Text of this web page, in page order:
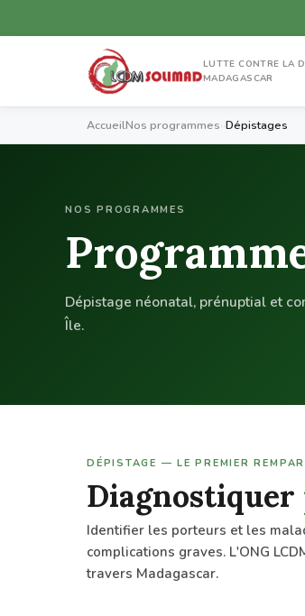
LUTTE CONTRE LA
MADAGASCAR
AccueilNos programmes Dépistages
NOS PROGRAMMES
Dépistage néonatal, prénuptial et
Île.
DÉPISTAGE — LE PREMIER
Diagnostiquer
Identifier les porteurs et les
complications graves. L'ONG
travers Madagascar.